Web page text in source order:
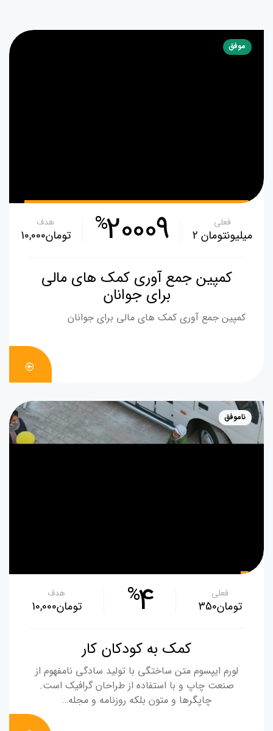
فعلی
‪2 میلیونتومان‬ 20009
% هدف
‪10,000تومان‬
کمپین جمع آوری کمک های مالی
برای جوانان
کمپین جمع آوری کمک های مالی برای جوانان
DONATE
NOW
موفق
فعلی
‪350تومان‬ 4
% هدف
‪10,000تومان‬
کمک به کودکان کار
لورم ایپسوم متن ساختگی با تولید سادگی نامفهوم از
صنعت چاپ و با استفاده از طراحان گرافیک است.
چاپگرها و متون بلکه روزنامه و مجله…
ناموفق